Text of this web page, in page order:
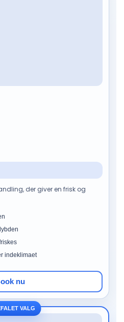
der giver en frisk og
indeklimaet
nu
VALG